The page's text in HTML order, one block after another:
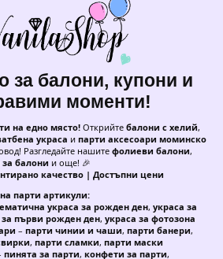
за балони, купони и
моменти!
на едно място! Открийте балони с хелий,
украса и парти аксесоари моминско
Разгледайте нашитефолиеви балони,
балони и още! 🎉
качество | Достъпни цени
парти артикули:
украса за рожден ден, украса за
за първи рожден ден, украса за фотозона
– парти чинии и чаши, парти банери,
, парти сламки, парти маски
пинята за парти, конфети за парти,